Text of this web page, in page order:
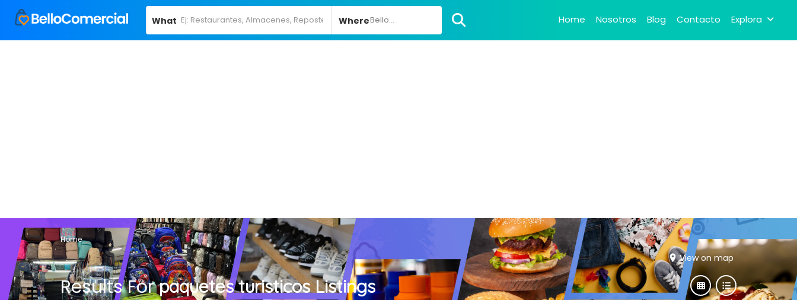
What WhereBello... Home Nosotros Blog Contacto Explora
Home
View on map
Results Forpaquetes turisticos Listings